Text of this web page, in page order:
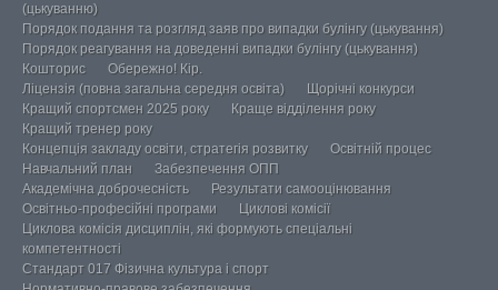
(цькуванню)
Порядок подання та розгляд заяв про випадки булінгу (цькування)
Порядок реагування на доведенні випадки булінгу (цькування)
Кошторис
Обережно! Кір.
Ліцензія (повна загальна середня освіта)
Щорічні конкурси
Кращий спортсмен 2025 року
Краще відділення року
Кращий тренер року
Концепція закладу освіти, стратегія розвитку
Освітній процес
Навчальний план
Забезпечення ОПП
Академічна доброчесність
Результати самооцінювання
Освітньо-професійні програми
Циклові комісії
Циклова комісія дисциплін, які формують спеціальні
компетентності
Стандарт 017 Фізична культура і спорт